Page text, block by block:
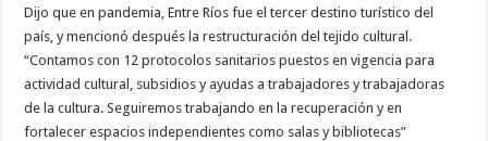
Dijo que en pandemia, Entre Ríos fue el tercer destino turístico del
país, y mencionó después la restructuración del tejido cultural.
“Contamos con 12 protocolos sanitarios puestos en vigencia para
actividad cultural, subsidios y ayudas a trabajadores y trabajadoras
de la cultura. Seguiremos trabajando en la recuperación y en
fortalecer espacios independientes como salas y bibliotecas”